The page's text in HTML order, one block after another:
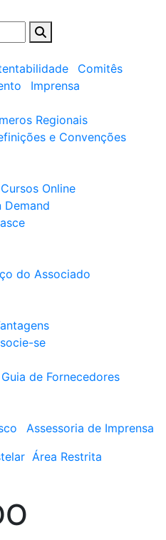
Comitês
Imprensa
Regionais
e Convenções
Cursos Online
Demand
do Associado
se
Guia de Fornecedores
Assessoria de Imprensa
Área Restrita